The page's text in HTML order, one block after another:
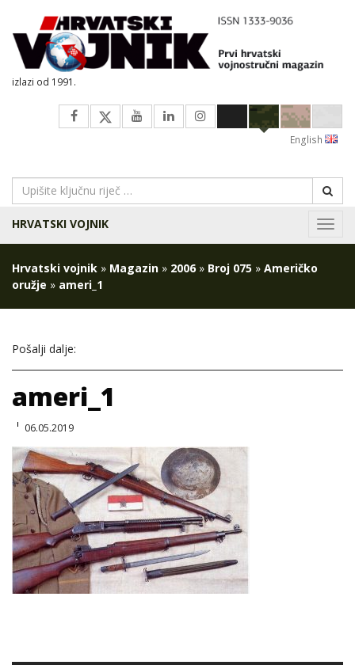
izlazi od 1991.
English
HRVATSKI VOJNIK
Hrvatski vojnik » Magazin » 2006 » Broj 075 » Američko
oružje » ameri_1
Pošalji dalje:
ameri_1
06.05.2019